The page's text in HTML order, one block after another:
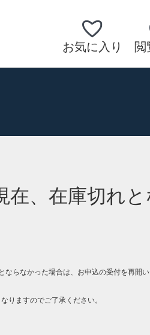
お気に入り 閲
在、在庫切れ
ならなかった場合は、お申込の受付を再開
りますのでご了承ください。